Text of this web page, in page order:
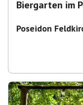
Biergarten im
Poseidon